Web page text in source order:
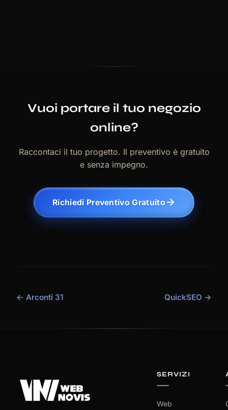
Vuoi portare il tuo negozio
online?
Raccontaci il tuo progetto. Il preventivo è gratuito
e senza impegno.
Richiedi Preventivo Gratuito
← Arconti 31 QuickSEO →
SERVIZI
Web